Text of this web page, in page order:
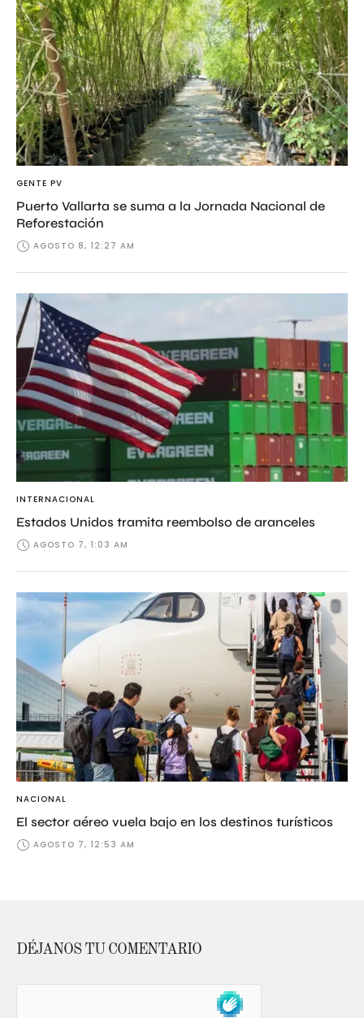
GENTE PV
Puerto Vallarta se suma a la Jornada Nacional de
Reforestación
AGOSTO 8, 12:27 AM
INTERNACIONAL
Estados Unidos tramita reembolso de aranceles
AGOSTO 7, 1:03 AM
NACIONAL
El sector aéreo vuela bajo en los destinos turísticos
AGOSTO 7, 12:53 AM
DÉJANOS TU COMENTARIO